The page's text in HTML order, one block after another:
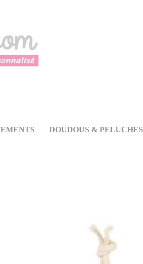
DOUDOUS & PELUCHES